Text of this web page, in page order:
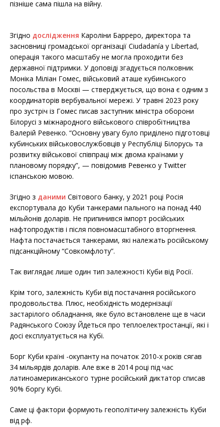
пізніше сама пішла на війну.
Згідно дослідження Кароліни Барреро, директора та
засновниці громадської організації Ciudadanía y Libertad,
операція такого масштабу не могла проходити без
державної підтримки. У доповіді згадується полковник
Моніка Міліан Гомес, військовий аташе кубинського
посольства в Москві — стверджується, що вона є одним з
координаторів вербувальної мережі. У травні 2023 року
про зустріч із Гомес писав заступник міністра оборони
Білорусі з міжнародного військового співробітництва
Валерій Ревенко. “Основну увагу було приділено підготовці
кубинських військовослужбовців у Республіці Білорусь та
розвитку військової співпраці між двома країнами у
плановому порядку”, — повідомив Ревенко у Twitter
іспанською мовою.
Згідно з даними Світового банку, у 2021 році Росія
експортувала до Куби танкерами пального на понад 440
мільйонів доларів. Не припинився імпорт російських
нафтопродуктів і після повномасштабного вторгнення.
Нафта постачається танкерами, які належать російському
підсанкційному “Совкомфлоту”.
Так виглядає лише один тип залежності Куби від Росії.
Крім того, залежність Куби від постачання російського
продовольства. Плюс, необхідність модернізації
застарілого обладнання, яке було встановлене ще в часи
Радянського Союзу Йдеться про теплоелектростанції, які і
досі експлуатується на Кубі.
Борг Куби країні -окупанту на початок 2010-х років сягав
34 мільярдів доларів. Але вже в 2014 році під час
латиноамериканського турне російський диктатор списав
90% боргу Кубі.
Саме ці фактори формують геополітичну залежність Куби
від рф.